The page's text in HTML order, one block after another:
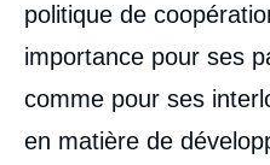
politique de
importance pour ses
comme pour ses
en matière de